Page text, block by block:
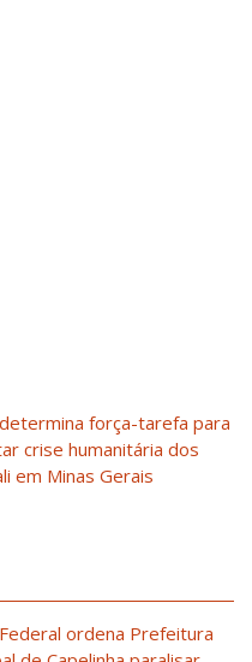
força-tarefa para
crise humanitária dos
em Minas Gerais
ordena Prefeitura